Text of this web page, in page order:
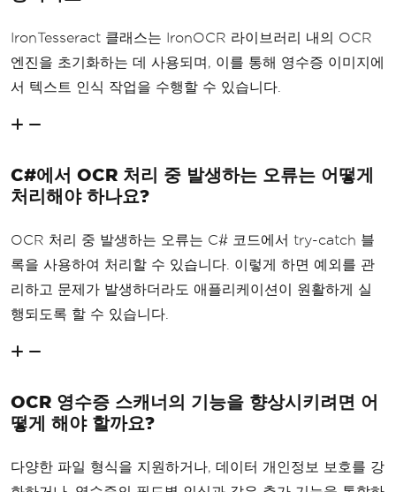
IronTesseract 클래스는 IronOCR 라이브러리 내의 OCR
엔진을 초기화하는 데 사용되며, 이를 통해 영수증 이미지에
서 텍스트 인식 작업을 수행할 수 있습니다.
C#에서 OCR 처리 중 발생하는 오류는 어떻게
처리해야 하나요?
OCR 처리 중 발생하는 오류는 C# 코드에서 try-catch 블
록을 사용하여 처리할 수 있습니다. 이렇게 하면 예외를 관
리하고 문제가 발생하더라도 애플리케이션이 원활하게 실
행되도록 할 수 있습니다.
OCR 영수증 스캐너의 기능을 향상시키려면 어
떻게 해야 할까요?
다양한 파일 형식을 지원하거나, 데이터 개인정보 보호를 강